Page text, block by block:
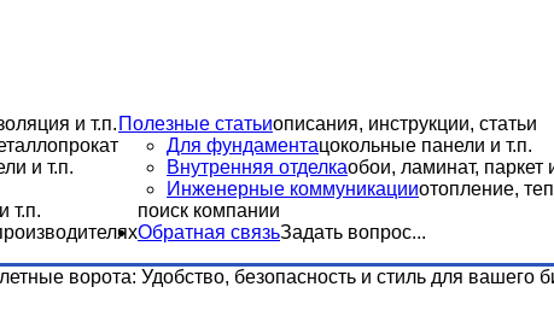
Полезные статьиописания, инструкции, статьи
и т.п.
и т.п.
Для фундаментацокольные панели и т.п.
Внутренняя отделкаобои, ламинат, паркет
Инженерные коммуникацииотопление,
т.п.
поиск компании
Обратная связьЗадать вопрос...
ворота: Удобство, безопасность и стиль для вашего